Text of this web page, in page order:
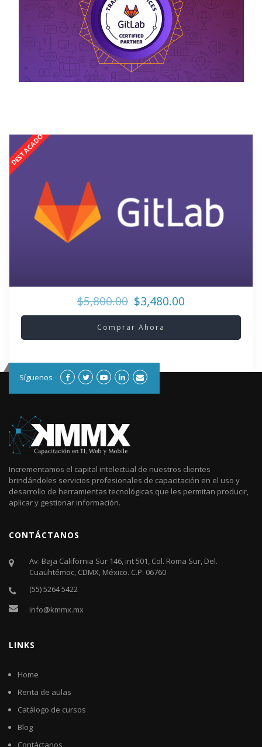
$5,800.00 $3,480.00
Comprar Ahora
Síguenos
Incrementamos el capital intelectual de nuestros clientes
brindándoles servicios profesionales de capacitación en el uso y
desarrollo de herramientas tecnológicas que les permitan producir,
aplicar y gestionar información.
CONTÁCTANOS
Av. Baja California Sur 146, int 501, Col. Roma Sur, Del.
Cuauhtémoc, CDMX, México. C.P. 06760​
(55) 5264 5422
info@kmmx.mx
LINKS
Home
Renta de aulas
Catálogo de cursos
Blog
Contáctanos